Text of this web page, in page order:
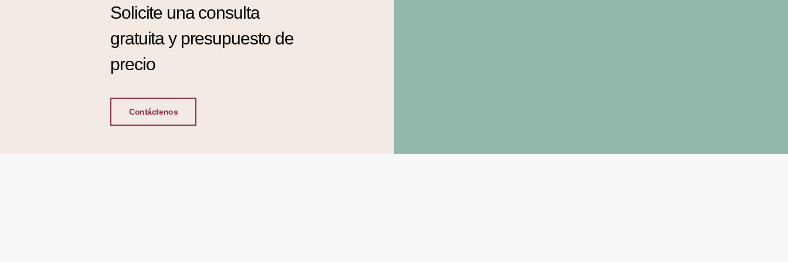
Solicite una consulta
gratuita y presupuesto de
precio
Contáctenos